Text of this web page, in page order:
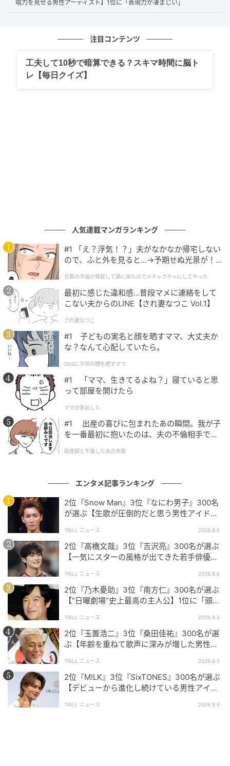
『君の膵臓をたべたい』では、儚さや切なさが伝わってきて印
象的でした。（67歳／女性）
この方はドラマより映画が映える素敵な女優さん。ミステリア
スで色気もあり、若いのに大人っぽくて演技も上手い。この方
ただそこに立ってるだけで絵になる女優だと思うから（27歳／
男性）
地上波での放送が難しいディープな役が上手いから（51歳／男
性）
圧巻の演技力で魅せる若手女優たち
メントが集まりました。皆さんもぜひ、大きなスクリ
ーンならではの彼女たちの魅力を体験してみてはいか
がでしょうか？
※本記事は、自社で募集したアンケートの回答者300名
の意見を集計した結果に基づき制作しています。社会
全体の意見を代表、あるいは断定するものではないこ
とを、あらかじめご了承ください。
※記事内の情報は執筆時点の内容です。
※コメントは原文ママ
※本記事は自社で募集したアンケートの回答結果をも
とにAIが本文を作成しておりますが、社内確認の後公
開を行っています。
調査方法：インターネットサービスによる任意回答
（自由回答式）
調査実施日：2026年4月2日〜3日
唱力を見せる男性アーティスト】1位に「表現力が凄まじい」
注目コンテンツ
工夫して10秒で暗算できる？スキマ時間に脳ト
レ【毎日クイズ】
人気連載マンガランキング
#1 「え？浮気！？」夫がなかなか帰宅しない
ので、ふと外を見ると…→予期せぬ光景が！
クチャにしてやった
旦那の不倫が発覚して頭に来たのでメチャクチャにしてやった
最初に感じた違和感…普段マメに連絡をして
こない夫からのLINE【され妻なつこ Vol.1】
され妻なつこ
#1 子どもの実名と顔を晒すママ、大丈夫か
な？なんて心配していたら。
SNSに子供の顔を晒すママ
#1 「ママ、生きてるよね？」寝ていると思
って部屋を開けたら
ママが家出した
#1 出産の喜びに包まれたあの瞬間。我が子
を一番最初に抱いたのは、夫の不倫相手でし
助産師と不倫した夫の末路
エンタメ記事ランキング
2位『Snow Man』3位『なにわ男子』300名
が選ぶ【生歌が圧倒的だと思う男性アイドル
TRILL ニュース 2026.8.5
2位『高橋文哉』3位『吉沢亮』300名が選ぶ
【一気にスターの風格が出てきた若手俳優】1
TRILL ニュース 2026.8.6
2位『乃木憂助』3位『南方仁』300名が選ぶ
【“日曜劇場”史上最高の主人公】1位に「頭
TRILL ニュース 2026.8.5
2位『玉置浩二』3位『桑田佳祐』300名が選
ぶ【年齢を重ねて歌声に深みが増した男性ア
TRILL ニュース 2026.8.5
2位『M!LK』3位『SixTONES』300名が選ぶ
【デビューから進化し続けている男性アイド
TRILL ニュース 2026.8.6